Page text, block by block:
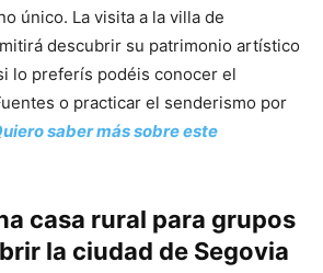
único. La visita a la villa de
descubrir su patrimonio artístico
lo preferís podéis conocer el
o practicar el senderismo por
saber más sobre este
casa rural para grupos
la ciudad de Segovia